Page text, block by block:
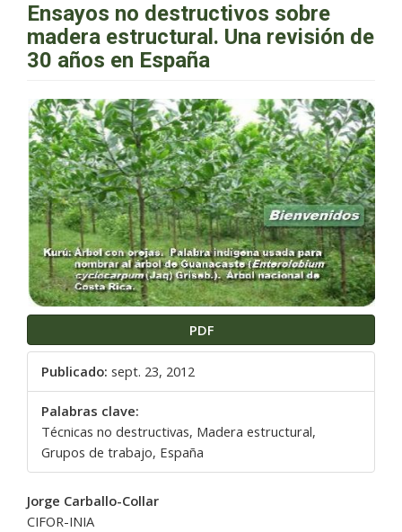
Ensayos no destructivos sobre
madera estructural. Una revisión de
30 años en España
Barra
lateral
del
artículo
PDF
Publicado: sept. 23, 2012
Palabras clave:
Técnicas no destructivas, Madera estructural,
Grupos de trabajo, España
Contenido
principal
Jorge Carballo-Collar
CIFOR-INIA